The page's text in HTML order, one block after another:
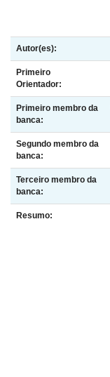
Autor(es):
Primeiro
Orientador:
Primeiro membro da
banca:
Segundo membro da
banca:
Terceiro membro da
banca:
Resumo: